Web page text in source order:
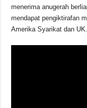
menerima anugerah
mendapat pengiktirafan
Amerika Syarikat dan UK.